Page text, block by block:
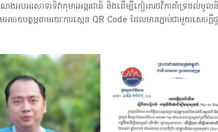
រសាទរទិវាកុមារអន្តរជាតិ និងដើម្បីកៀរគរថវិកាគាំទ្រដល់មូលនិធិ
បត្ថម្ភតាមរយៈការស្កេន QR Code ដែលមានភ្ជាប់ជាមួយសេច